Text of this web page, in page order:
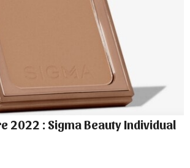
2022 : Sigma Beauty Individual